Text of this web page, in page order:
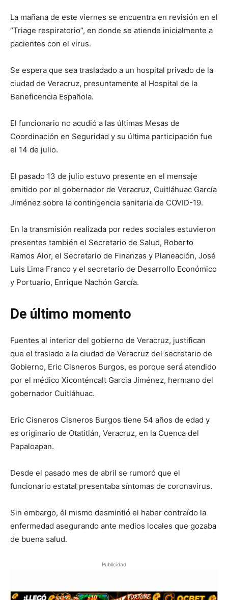
La mañana de este viernes se encuentra en revisión en el
“Triage respiratorio”, en donde se atiende inicialmente a
pacientes con el virus.
Se espera que sea trasladado a un hospital privado de la
ciudad de Veracruz, presuntamente al Hospital de la
Beneficencia Española.
El funcionario no acudió a las últimas Mesas de
Coordinación en Seguridad y su última participación fue
el 14 de julio.
El pasado 13 de julio estuvo presente en el mensaje
emitido por el gobernador de Veracruz, Cuitláhuac García
Jiménez sobre la contingencia sanitaria de COVID-19.
En la transmisión realizada por redes sociales estuvieron
presentes también el Secretario de Salud, Roberto
Ramos Alor, el Secretario de Finanzas y Planeación, José
Luis Lima Franco y el secretario de Desarrollo Económico
y Portuario, Enrique Nachón García.
De último momento
Fuentes al interior del gobierno de Veracruz, justifican
que el traslado a la ciudad de Veracruz del secretario de
Gobierno, Eric Cisneros Burgos, es porque será atendido
por el médico Xiconténcalt Garcia Jiménez, hermano del
gobernador Cuitláhuac.
Eric Cisneros Cisneros Burgos tiene 54 años de edad y
es originario de Otatitlán, Veracruz, en la Cuenca del
Papaloapan.
Desde el pasado mes de abril se rumoró que el
funcionario estatal presentaba síntomas de coronavirus.
Sin embargo, él mismo desmintió el haber contraído la
enfermedad asegurando ante medios locales que gozaba
de buena salud.
Publicidad